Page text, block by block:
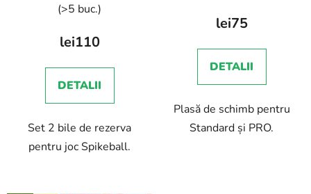
(>5 buc.)
lei110
DETALII
Set 2 bile de rezerva
pentru joc Spikeball.
lei75
DETALII
Plasă de schimb pentru
Standard și PRO.